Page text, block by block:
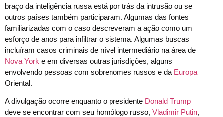
braço da inteligência russa está por trás da intrusão ou se
outros países também participaram. Algumas das fontes
familiarizadas com o caso descreveram a ação como um
esforço de anos para infiltrar o sistema. Algumas buscas
incluíram casos criminais de nível intermediário na área de
Nova York e em diversas outras jurisdições, alguns
envolvendo pessoas com sobrenomes russos e da Europa
Oriental.
A divulgação ocorre enquanto o presidente Donald Trump
deve se encontrar com seu homólogo russo, Vladimir Putin,